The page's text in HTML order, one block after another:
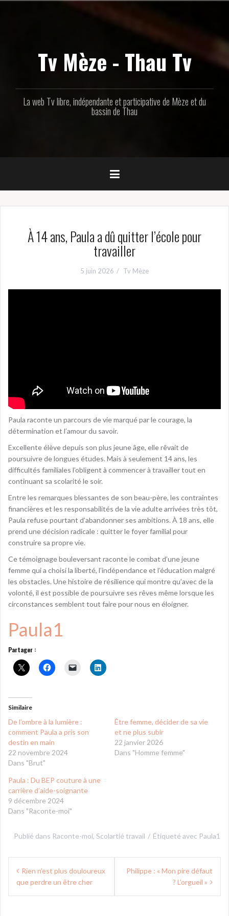
Tv Mèze - Thau Tv
La web Tv libre, indépendante et participative de Mèze et du
bassin de Thau
À 14 ans, Paula a dû quitter l’école pour
travailler
5 juin 2026 Tv Mèze
Paula raconte un parcours de vie marqué par le courage, la
détermination et l’amour du savoir.
Excellente élève depuis son plus jeune âge, elle rêvait de
poursuivre de longues études. Mais à seulement 14 ans, les
difficultés familiales l’obligent à commencer à travailler tout en
continuant sa scolarité le soir.
Entre les remarques blessantes de son beau-père, les contraintes
financières et les responsabilités de la vie adulte arrivées très tôt,
Paula refuse pourtant d’abandonner ses ambitions. À 18 ans, elle
prend une décision radicale : quitter le foyer familial pour
construire sa propre vie.
Ce témoignage bouleversant raconte le combat d’une jeune
femme qui a choisi la liberté, l’indépendance et l’éducation malgré
les obstacles. Une histoire de résilience qui montre qu’avec de la
volonté, il est possible de poursuivre ses rêves même lorsque les
circonstances semblent tout faire pour nous en éloigner.
Paula1
Partager :
Similaire
De l’ombre à la lumière :
comment Paula a pris son
destin en main
22 novembre 2024
Dans "Brut"
Être femme, décider de sa vie
et ne plus subir
22 janvier 2026
Dans "Homme femme"
Paula : Du BEP couture à une
carrière d’aide-soignante
9 décembre 2024
Dans "Raconte-moi"
Publié dans Raconte-moi, Scolartié travail Étiqueté avec Paula1
Navigation
de Rien n’est plus douloureux
que perdre un être cher
Philippe : « Mon pire défaut
? L’orgueil »